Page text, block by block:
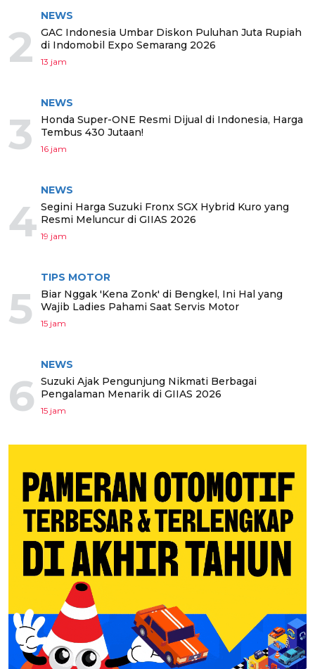
2
NEWS
GAC Indonesia Umbar Diskon Puluhan Juta Rupiah
di Indomobil Expo Semarang 2026
13 jam
3
NEWS
Honda Super-ONE Resmi Dijual di Indonesia, Harga
Tembus 430 Jutaan!
16 jam
4
NEWS
Segini Harga Suzuki Fronx SGX Hybrid Kuro yang
Resmi Meluncur di GIIAS 2026
19 jam
5
TIPS MOTOR
Biar Nggak 'Kena Zonk' di Bengkel, Ini Hal yang
Wajib Ladies Pahami Saat Servis Motor
15 jam
6
NEWS
Suzuki Ajak Pengunjung Nikmati Berbagai
Pengalaman Menarik di GIIAS 2026
15 jam